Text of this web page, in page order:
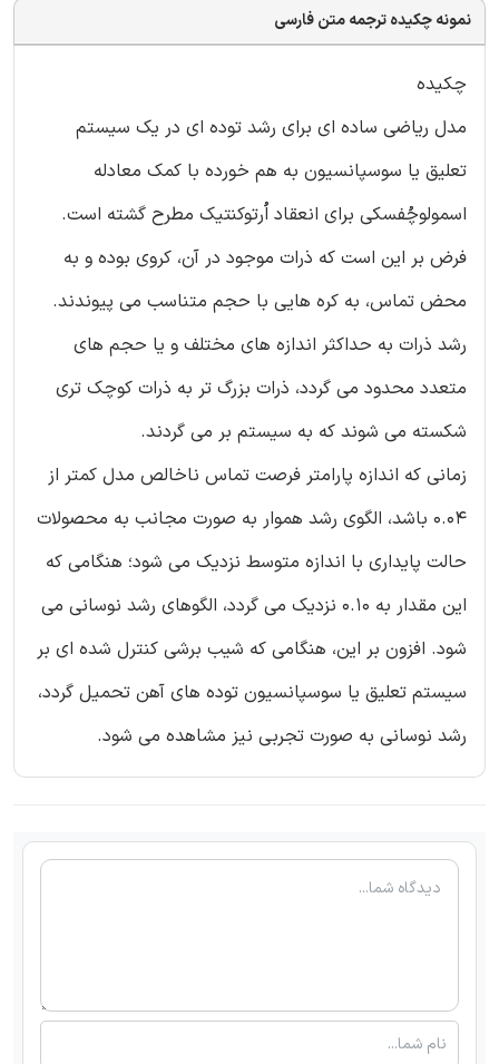
نمونه چکیده ترجمه متن فارسی
چکیده
مدل ریاضی ساده ای برای رشد توده ای در یک سیستم
تعلیق یا سوسپانسیون به هم خورده با کمک معادله
اسمولوچُفسکی برای انعقاد اُرتوکنتیک مطرح گشته است.
فرض بر این است که ذرات موجود در آن، کروی بوده و به
محض تماس، به کره هایی با حجم متناسب می پیوندند.
رشد ذرات به حداکثر اندازه های مختلف و یا حجم های
متعدد محدود می گردد، ذرات بزرگ تر به ذرات کوچک تری
شکسته می شوند که به سیستم بر می گردند.
زمانی که اندازه پارامتر فرصت تماس ناخالص مدل کمتر از
0.04 باشد، الگوی رشد هموار به صورت مجانب به محصولات
حالت پایداری با اندازه متوسط نزدیک می شود؛ هنگامی که
این مقدار به 0.10 نزدیک می گردد، الگوهای رشد نوسانی می
شود. افزون بر این، هنگامی که شیب برشی کنترل شده ای بر
سیستم تعلیق یا سوسپانسیون توده های آهن تحمیل گردد،
رشد نوسانی به صورت تجربی نیز مشاهده می شود.